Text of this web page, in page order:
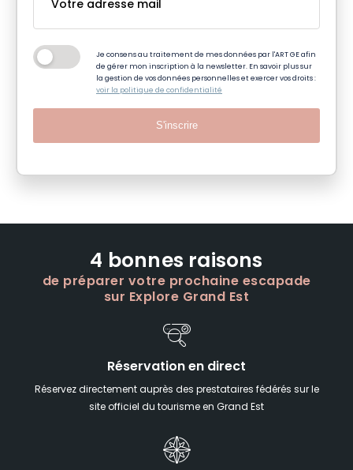
Je consens au traitement de mes données par l'ART GE afin
de gérer mon inscription à la newsletter. En savoir plus sur
la gestion de vos données personnelles et exercer vos droits :
voir la politique de confidentialité
S'inscrire
4 bonnes raisons
de préparer votre prochaine escapade
sur Explore Grand Est
Réservation en direct
Réservez directement auprès des prestataires fédérés sur le
site officiel du tourisme en Grand Est